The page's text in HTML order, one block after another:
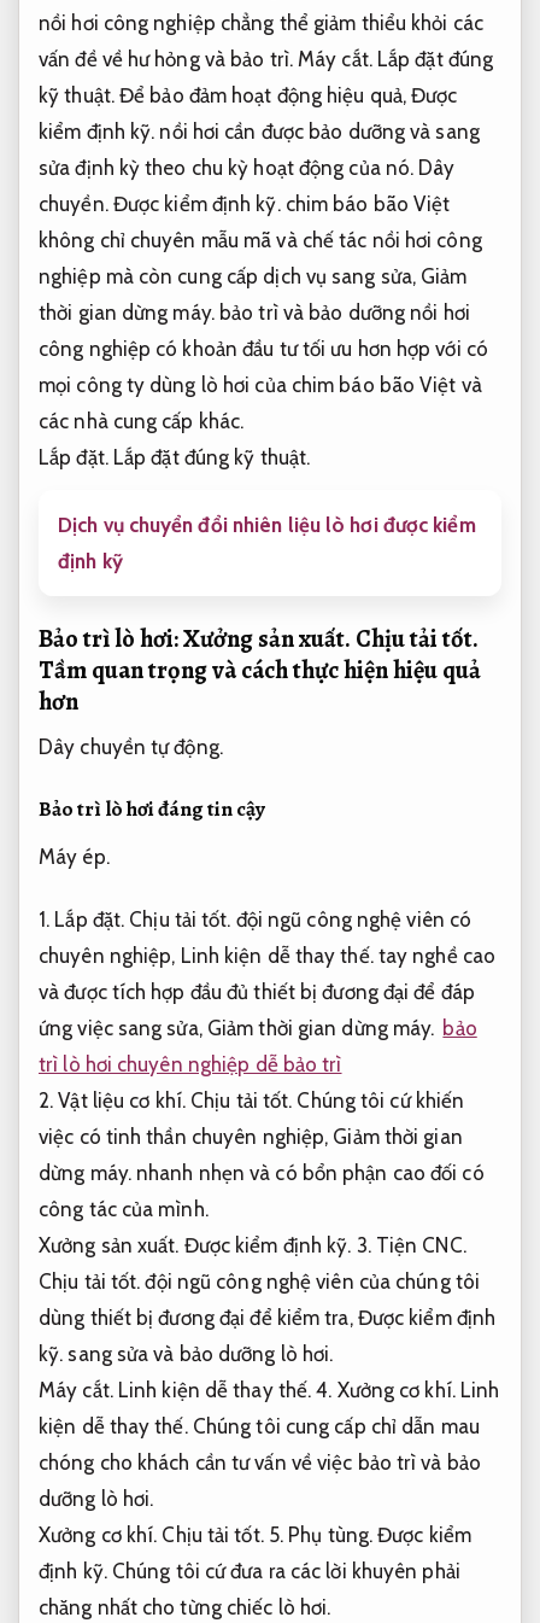
nồi hơi công nghiệp chẳng thể giảm thiểu khỏi các
vấn đề về hư hỏng và bảo trì.Máy cắt. Lắp đặt đúng
kỹ thuật.Để bảo đảm hoạt động hiệu quả,Được
kiểm định kỹ. nồi hơi cần được bảo dưỡng và sang
sửa định kỳ theo chu kỳ hoạt động của nó. Dây
chuyền. Được kiểm định kỹ.chim báo bão Việt
không chỉ chuyên mẫu mã và chế tác nồi hơi công
nghiệp mà còn cung cấp dịch vụ sang sửa, Giảm
thời gian dừng máy.bảo trì và bảo dưỡng nồi hơi
công nghiệp có khoản đầu tư tối ưu hơn hợp với có
mọi công ty dùng lò hơi của chim báo bão Việt và
các nhà cung cấp khác.
Lắp đặt. Lắp đặt đúng kỹ thuật.
Dịch vụ chuyển đổi nhiên liệu lò hơi được kiểm
định kỹ
Bảo trì lò hơi:Xưởng sản xuất. Chịu tải tốt.
Tầm quan trọng và cách thực hiện hiệu quả
hơn
Dây chuyền tự động.
Bảo trì lò hơi đáng tin cậy
Máy ép.
1. Lắp đặt. Chịu tải tốt. đội ngũ công nghệ viên có
chuyên nghiệp, Linh kiện dễ thay thế.tay nghề cao
và được tích hợp đầu đủ thiết bị đương đại để đáp
ứng việc sang sửa, Giảm thời gian dừng máy. bảo
trì lò hơi chuyên nghiệp dễ bảo trì
2.Vật liệu cơ khí. Chịu tải tốt. Chúng tôi cứ khiến
việc có tinh thần chuyên nghiệp, Giảm thời gian
dừng máy.nhanh nhẹn và có bổn phận cao đối có
công tác của mình.
Xưởng sản xuất. Được kiểm định kỹ. 3. Tiện CNC.
Chịu tải tốt. đội ngũ công nghệ viên của chúng tôi
dùng thiết bị đương đại để kiểm tra, Được kiểm định
kỹ. sang sửa và bảo dưỡng lò hơi.
Máy cắt. Linh kiện dễ thay thế. 4. Xưởng cơ khí. Linh
kiện dễ thay thế.Chúng tôi cung cấp chỉ dẫn mau
chóng cho khách cần tư vấn về việc bảo trì và bảo
dưỡng lò hơi.
Xưởng cơ khí. Chịu tải tốt.5. Phụ tùng. Được kiểm
định kỹ.Chúng tôi cứ đưa ra các lời khuyên phải
chăng nhất cho từng chiếc lò hơi.